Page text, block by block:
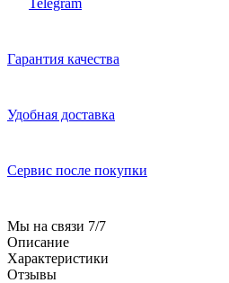
Гарантия качества
Удобная доставка
Сервис после покупки
Мы на связи 7/7
Описание
Характеристики
Отзывы